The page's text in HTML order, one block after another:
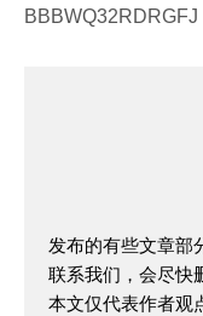
BBBWQ32RDRGFJ
发布的有些文章部
联系我们，会尽快
本文仅代表作者观